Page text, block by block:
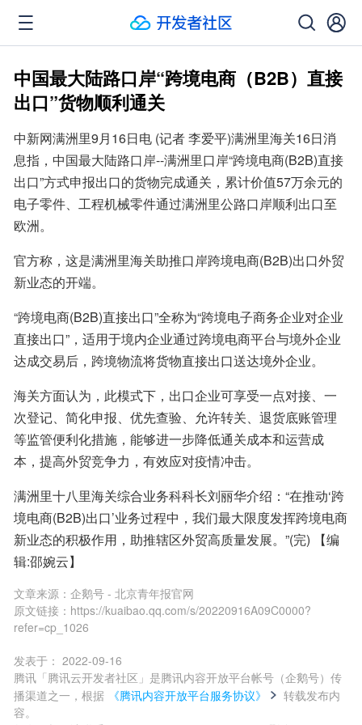
中国最大陆路口岸“跨境电商（B2B）直接
出口”货物顺利通关
中新网满洲里9月16日电 (记者 李爱平)满洲里海关16日消
息指，中国最大陆路口岸--满洲里口岸“跨境电商(B2B)直接
出口”方式申报出口的货物完成通关，累计价值57万余元的
电子零件、工程机械零件通过满洲里公路口岸顺利出口至
欧洲。
官方称，这是满洲里海关助推口岸跨境电商(B2B)出口外贸
新业态的开端。
“跨境电商(B2B)直接出口”全称为“跨境电子商务企业对企业
直接出口”，适用于境内企业通过跨境电商平台与境外企业
达成交易后，跨境物流将货物直接出口送达境外企业。
海关方面认为，此模式下，出口企业可享受一点对接、一
次登记、简化申报、优先查验、允许转关、退货底账管理
等监管便利化措施，能够进一步降低通关成本和运营成
本，提高外贸竞争力，有效应对疫情冲击。
满洲里十八里海关综合业务科科长刘丽华介绍：“在推动‘跨
境电商(B2B)出口’业务过程中，我们最大限度发挥跨境电商
新业态的积极作用，助推辖区外贸高质量发展。”(完) 【编
辑:邵婉云】
文章来源： 企鹅号 - 北京青年报官网
原文链接： https://kuaibao.qq.com/s/20220916A09C0000?
refer=cp_1026
发表于： 2022-09-16
腾讯「腾讯云开发者社区」是腾讯内容开放平台帐号（企鹅号）传
播渠道之一，根据
《腾讯内容开放平台服务协议》
转载发布内
容。